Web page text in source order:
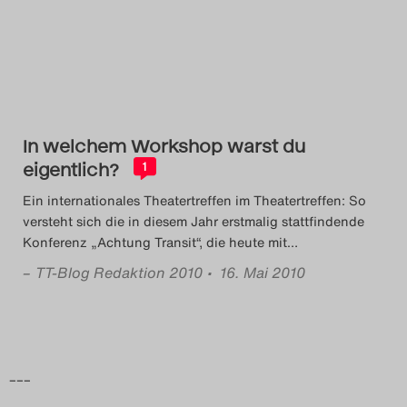
2015
Das Theatertreffen-Blog
2016
Das Theatertreffen-Blog
In welchem Workshop warst du
eigentlich?
1
Ein internationales Theatertreffen im Theatertreffen: So
versteht sich die in diesem Jahr erstmalig stattfindende
Konferenz „Achtung Transit“, die heute mit…
– TT-Blog Redaktion 2010 • 16. Mai 2010
–––